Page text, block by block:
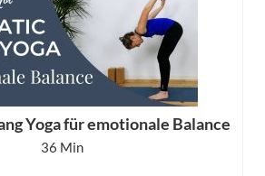
Yoga für emotionale Balance
36